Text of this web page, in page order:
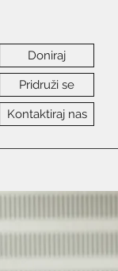
Doniraj
Pridruži se
Kontaktiraj nas